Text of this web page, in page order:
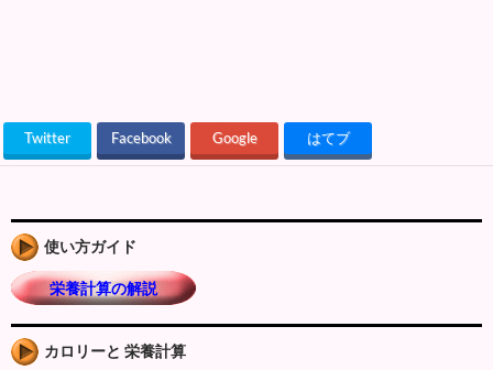
Twitter Facebook Google はてブ
使い方ガイド
栄養計算の解説
カロリーと 栄養計算